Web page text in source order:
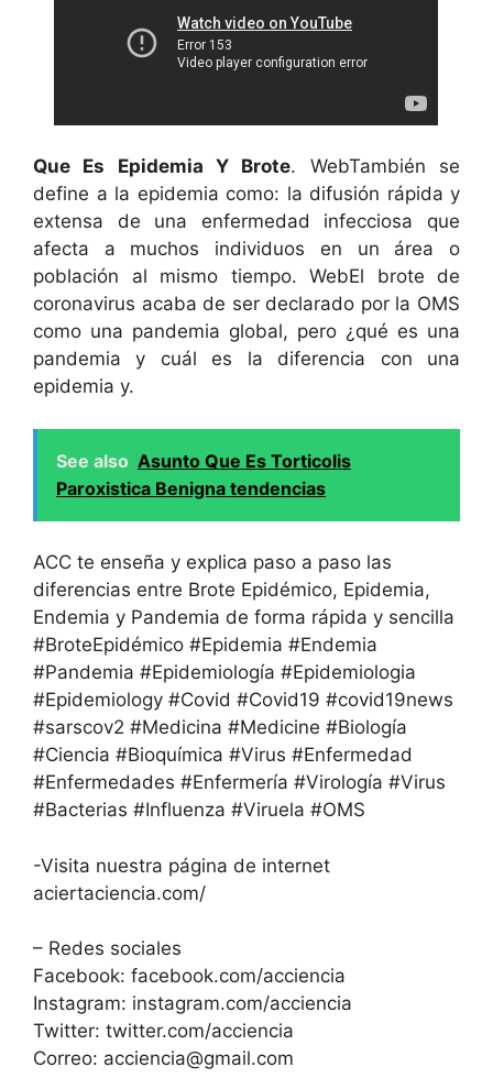
Que Es Epidemia Y Brote. WebTambién se
define a la epidemia como: la difusión rápida y
extensa de una enfermedad infecciosa que
afecta a muchos individuos en un área o
población al mismo tiempo. WebEl brote de
coronavirus acaba de ser declarado por la OMS
como una pandemia global, pero ¿qué es una
pandemia y cuál es la diferencia con una
epidemia y.
See also Asunto Que Es Torticolis
Paroxistica Benigna tendencias
ACC te enseña y explica paso a paso las
diferencias entre Brote Epidémico, Epidemia,
Endemia y Pandemia de forma rápida y sencilla
#BroteEpidémico #Epidemia #Endemia
#Pandemia #Epidemiología #Epidemiologia
#Epidemiology #Covid #Covid19 #covid19news
#sarscov2 #Medicina #Medicine #Biología
#Ciencia #Bioquímica #Virus #Enfermedad
#Enfermedades #Enfermería #Virología #Virus
#Bacterias #Influenza #Viruela #OMS
-Visita nuestra página de internet
aciertaciencia.com/
– Redes sociales
Facebook: facebook.com/acciencia
Instagram: instagram.com/acciencia
Twitter: twitter.com/acciencia
Correo: acciencia@gmail.com